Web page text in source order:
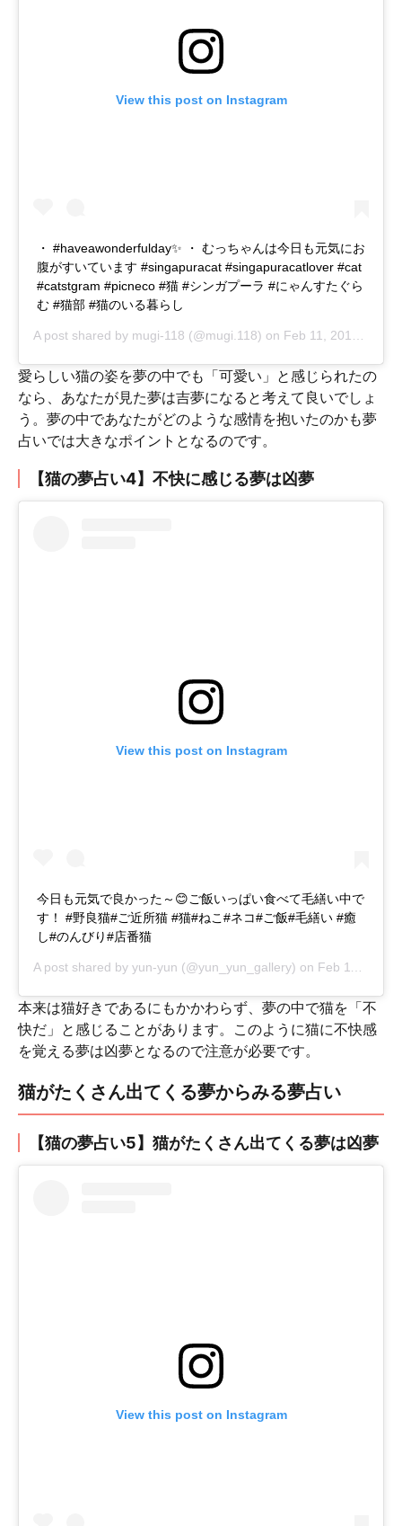
View this post on Instagram
・ #haveawonderfulday✨ ・ むっちゃんは今日も元気にお
腹がすいています #singapuracat #singapuracatlover #cat
#catstgram #picneco #猫 #シンガプーラ #にゃんすたぐら
む #猫部 #猫のいる暮らし
A post shared by mugi-118 (@mugi.118) on Feb 11, 2018 at 5:47pm PST
愛らしい猫の姿を夢の中でも「可愛い」と感じられたの
なら、あなたが見た夢は吉夢になると考えて良いでしょ
う。夢の中であなたがどのような感情を抱いたのかも夢
占いでは大きなポイントとなるのです。
【猫の夢占い4】不快に感じる夢は凶夢
View this post on Instagram
今日も元気で良かった～😊ご飯いっぱい食べて毛繕い中で
す！ #野良猫#ご近所猫 #猫#ねこ#ネコ#ご飯#毛繕い #癒
し#のんびり#店番猫
A post shared by yun-yun (@yun_yun_gallery) on Feb 11, 2018 at 5:47pm PST
本来は猫好きであるにもかかわらず、夢の中で猫を「不
快だ」と感じることがあります。このように猫に不快感
を覚える夢は凶夢となるので注意が必要です。
猫がたくさん出てくる夢からみる夢占い
【猫の夢占い5】猫がたくさん出てくる夢は凶夢
View this post on Instagram